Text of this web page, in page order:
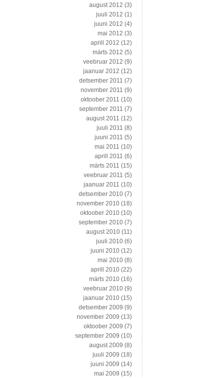
august 2012 (3)
juuli 2012 (1)
juuni 2012 (4)
mai 2012 (3)
aprill 2012 (12)
märts 2012 (5)
veebruar 2012 (9)
jaanuar 2012 (12)
detsember 2011 (7)
november 2011 (9)
oktoober 2011 (10)
september 2011 (7)
august 2011 (12)
juuli 2011 (8)
juuni 2011 (5)
mai 2011 (10)
aprill 2011 (6)
märts 2011 (15)
veebruar 2011 (5)
jaanuar 2011 (10)
detsember 2010 (7)
november 2010 (18)
oktoober 2010 (10)
september 2010 (7)
august 2010 (11)
juuli 2010 (6)
juuni 2010 (12)
mai 2010 (8)
aprill 2010 (22)
märts 2010 (16)
veebruar 2010 (9)
jaanuar 2010 (15)
detsember 2009 (9)
november 2009 (13)
oktoober 2009 (7)
september 2009 (10)
august 2009 (8)
juuli 2009 (18)
juuni 2009 (14)
mai 2009 (15)